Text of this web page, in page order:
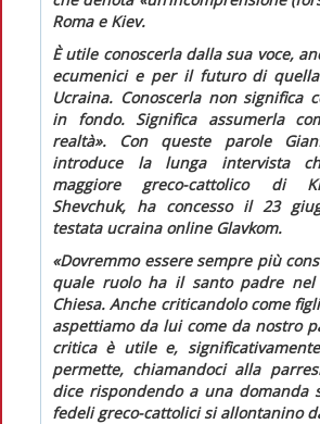
Roma e Kiev.
È utile conoscerla dalla sua voce,
ecumenici e per il futuro di
Ucraina. Conoscerla non significa
in fondo. Significa assumerla
realtà». Con queste parole
introduce la lunga intervista
maggiore greco-cattolico di
Shevchuk, ha concesso il 23
testata ucraina online Glavkom.
«Dovremmo essere sempre più
quale ruolo ha il santo padre
Chiesa. Anche criticandolo come
aspettiamo da lui come da nostro
critica è utile e,
permette, chiamandoci alla
dice rispondendo a una domanda
fedeli greco-cattolici si allontanino